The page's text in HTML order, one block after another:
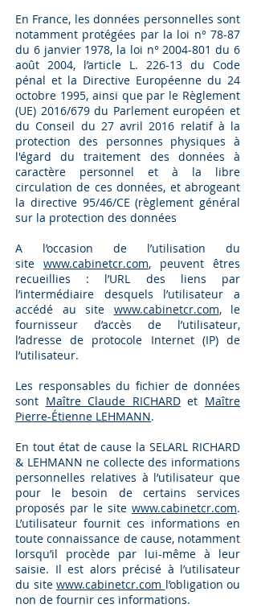
En France, les données personnelles sont
notamment protégées par la loi n° 78-87
du 6 janvier 1978, la loi n°2004-801 du 6
août 2004, l’article L. 226-13 du Code
pénal et la Directive Européenne du 24
octobre 1995, ainsi que par le Règlement
(UE) 2016/679 du Parlement européen et
du Conseil du 27 avril 2016 relatif à la
protection des personnes physiques à
l'égard du traitement des données à
caractère personnel et à la libre
circulation de ces données, et abrogeant
la directive 95/46/CE (règlement général
sur la protection des données
A l’occasion de l’utilisation du
site www.cabinetcr.com, peuvent êtres
recueillies : l’URL des liens par
l’intermédiaire desquels l’utilisateur a
accédé au site www.cabinetcr.com, le
fournisseur d’accès de l’utilisateur,
l’adresse de protocole Internet (IP) de
l’utilisateur.
Les responsables du fichier de données
sont Maître Claude RICHARDet Maître
Pierre-Étienne LEHMANN.
En tout état de cause la SELARL RICHARD
& LEHMANN ne collecte des informations
personnelles relatives à l’utilisateur que
pour le besoin de certains services
proposés par le site www.cabinetcr.com.
L’utilisateur fournit ces informations en
toute connaissance de cause, notamment
lorsqu’il procède par lui-même à leur
saisie. Il est alors précisé à l’utilisateur
du site www.cabinetcr.com l’obligation ou
non de fournir ces informations.